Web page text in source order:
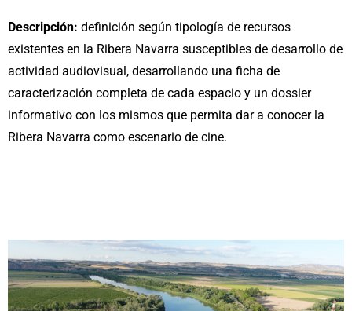
Descripción: definición según tipología de recursos
existentes en la Ribera Navarra susceptibles de desarrollo de
actividad audiovisual, desarrollando una ficha de
caracterización completa de cada espacio y un dossier
informativo con los mismos que permita dar a conocer la
Ribera Navarra como escenario de cine.